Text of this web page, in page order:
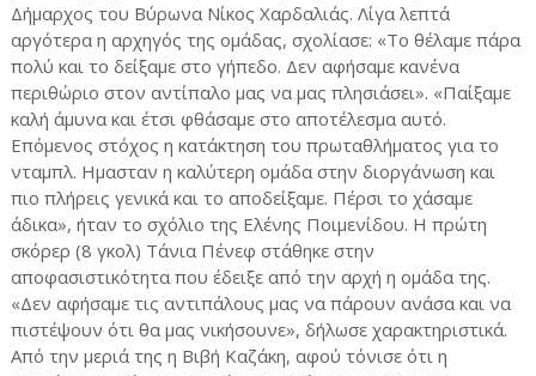
Δήμαρχος του Βύρωνα Νίκος Χαρδαλιάς. Λίγα λεπτά
αργότερα η αρχηγός της ομάδας, σχολίασε: «Το θέλαμε πάρα
πολύ και το δείξαμε στο γήπεδο. Δεν αφήσαμε κανένα
περιθώριο στον αντίπαλο μας να μας πλησιάσει». «Παίξαμε
καλή άμυνα και έτσι φθάσαμε στο αποτέλεσμα αυτό.
Επόμενος στόχος η κατάκτηση του πρωταθλήματος για το
νταμπλ. Ημασταν η καλύτερη ομάδα στην διοργάνωση και
πιο πλήρεις γενικά και το αποδείξαμε. Πέρσι το χάσαμε
άδικα», ήταν το σχόλιο της Ελένης Ποιμενίδου. Η πρώτη
σκόρερ (8 γκολ) Τάνια Πένεφ στάθηκε στην
αποφασιστικότητα που έδειξε από την αρχή η ομάδα της.
«Δεν αφήσαμε τις αντιπάλους μας να πάρουν ανάσα και να
πιστέψουν ότι θα μας νικήσουνε», δήλωσε χαρακτηριστικά.
Από την μεριά της η Βιβή Καζάκη, αφού τόνισε ότι η